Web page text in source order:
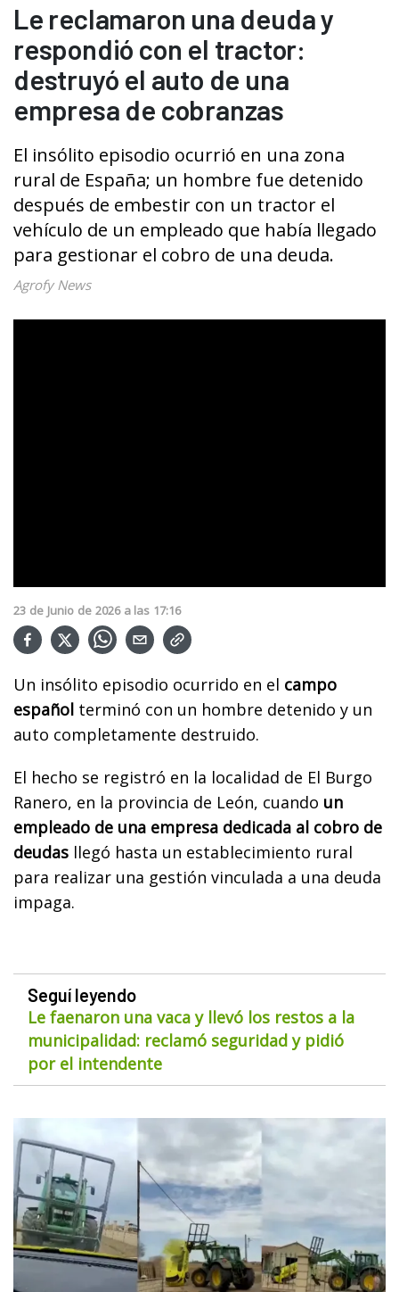
Le reclamaron una deuda y
respondió con el tractor:
destruyó el auto de una
empresa de cobranzas
El insólito episodio ocurrió en una zona
rural de España; un hombre fue detenido
después de embestir con un tractor el
vehículo de un empleado que había llegado
para gestionar el cobro de una deuda.
Agrofy News
23 de Junio de 2026 a las 17:16
Un insólito episodio ocurrido en el campo
español terminó con un hombre detenido y un
auto completamente destruido.
El hecho se registró en la localidad de El Burgo
Ranero, en la provincia de León, cuando un
empleado de una empresa dedicada al cobro de
deudas llegó hasta un establecimiento rural
para realizar una gestión vinculada a una deuda
impaga.
Seguí leyendo
Le faenaron una vaca y llevó los restos a la
municipalidad: reclamó seguridad y pidió
por el intendente